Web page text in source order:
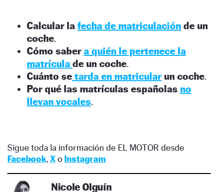
Calcular la fecha de matriculación de un
coche.
Cómo sabera quién le pertenece la
matrícula de un coche.
Cuánto se tarda en matricularun coche.
Por qué las matrículas españolas no
llevan vocales.
Sigue toda la información de EL MOTOR desde
Facebook, Xo Instagram
Nicole Olguín